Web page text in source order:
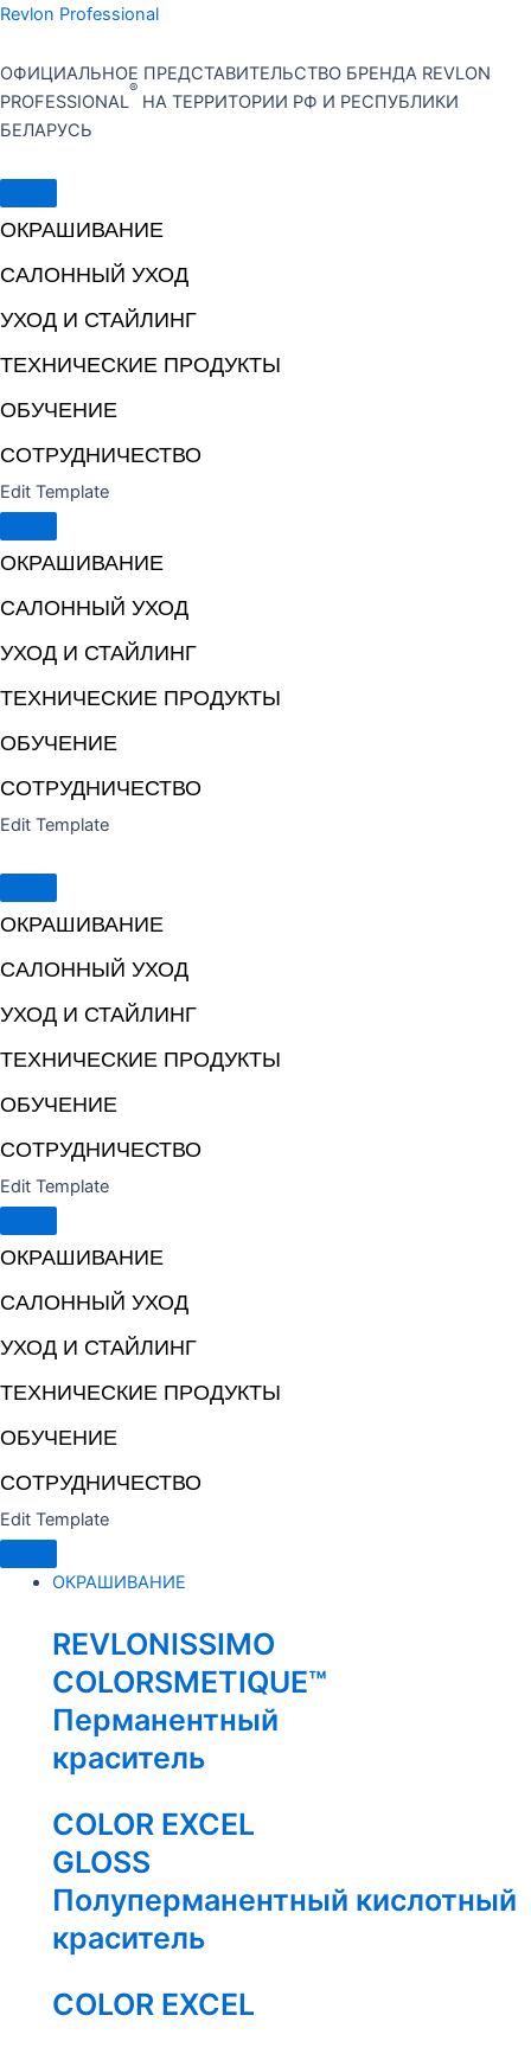
Перейти
содержимому
Revlon Professional
ОФИЦИАЛЬНОЕ ПРЕДСТАВИТЕЛЬСТВО БРЕНДА REVLON
PROFESSIONAL
®
НА ТЕРРИТОРИИ РФ И РЕСПУБЛИКИ
БЕЛАРУСЬ
ОКРАШИВАНИЕ
САЛОННЫЙ УХОД
УХОД И СТАЙЛИНГ
ТЕХНИЧЕСКИЕ ПРОДУКТЫ
ОБУЧЕНИЕ
СОТРУДНИЧЕСТВО
Edit Template
ОКРАШИВАНИЕ
САЛОННЫЙ УХОД
УХОД И СТАЙЛИНГ
ТЕХНИЧЕСКИЕ ПРОДУКТЫ
ОБУЧЕНИЕ
СОТРУДНИЧЕСТВО
Edit Template
ОКРАШИВАНИЕ
САЛОННЫЙ УХОД
УХОД И СТАЙЛИНГ
ТЕХНИЧЕСКИЕ ПРОДУКТЫ
ОБУЧЕНИЕ
СОТРУДНИЧЕСТВО
Edit Template
ОКРАШИВАНИЕ
САЛОННЫЙ УХОД
УХОД И СТАЙЛИНГ
ТЕХНИЧЕСКИЕ ПРОДУКТЫ
ОБУЧЕНИЕ
СОТРУДНИЧЕСТВО
Edit Template
ОКРАШИВАНИЕ
REVLONISSIMO
COLORSMETIQUE™
Перманентный
краситель
COLOR EXCEL
GLOSS
Полуперманентный кислотный
краситель
COLOR EXCEL